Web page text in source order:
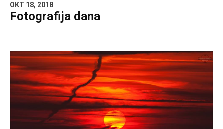
OKT 18, 2018
Fotografija dana